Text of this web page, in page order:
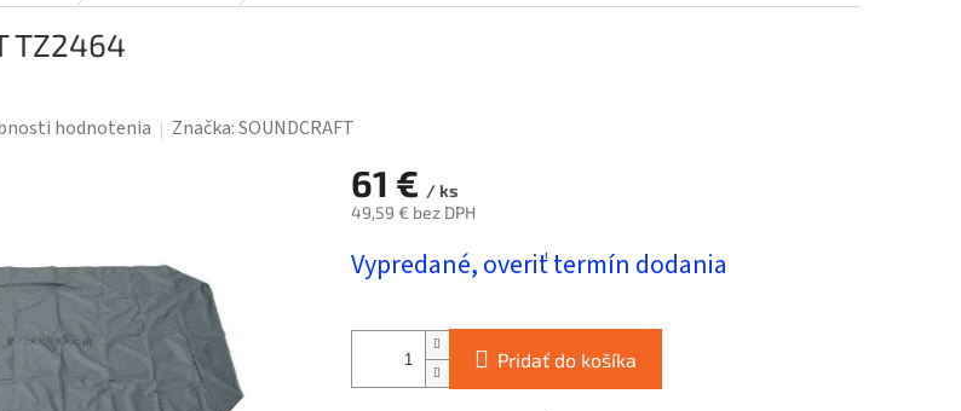
TZ2464
hodnotenia Značka:SOUNDCRAFT
61 € / ks
49,59 € bez DPH
cena:
Vypredané, overiť termín dodania
Pridať do košíka